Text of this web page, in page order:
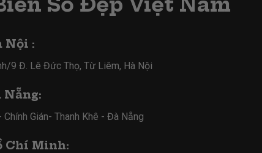
Nội :
9 Đ. Lê Đức Thọ, Từ Liêm, Hà Nội
Gián- Thanh Khê - Đà Nẵng
Chí Minh: